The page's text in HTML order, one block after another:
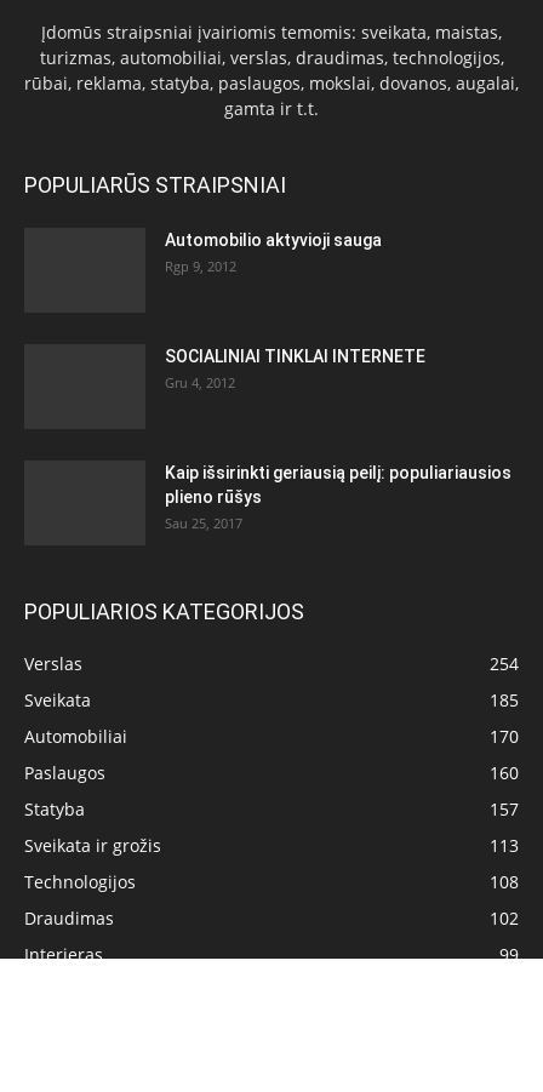
Įdomūs straipsniai įvairiomis temomis: sveikata, maistas,
turizmas, automobiliai, verslas, draudimas, technologijos,
rūbai, reklama, statyba, paslaugos, mokslai, dovanos, augalai,
gamta ir t.t.
POPULIARŪS STRAIPSNIAI
Automobilio aktyvioji sauga
Rgp 9, 2012
SOCIALINIAI TINKLAI INTERNETE
Gru 4, 2012
Kaip išsirinkti geriausią peilį: populiariausios
plieno rūšys
Sau 25, 2017
POPULIARIOS KATEGORIJOS
Verslas
254
Sveikata
185
Automobiliai
170
Paslaugos
160
Statyba
157
Sveikata ir grožis
113
Technologijos
108
Draudimas
102
Interjeras
99